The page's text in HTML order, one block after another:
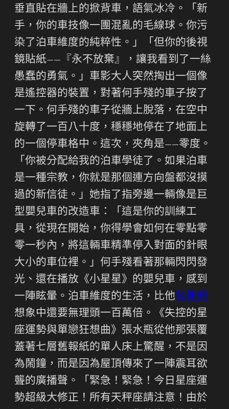
垂直貼在牆上的掀背車，語氣冰冷。「新
手，你的車技像一團混亂的毛線球。你污
染了泊車維度的純粹性。」「但你的後視
鏡貼紙——『永不放棄』，讓我看到了一絲
愚蠢的勇氣。」車影大人突然掏出一個像
是遙控器的裝置，對著何手殘的車子按了
一下。何手殘的車子從牆上脫落，在空中
旋轉了一百八十度，穩穩地停在了地面上
的一個停車格中。這次，夾角是——零度。
「你被分配給我的泊車學徒了。如果泊車
是一種宗教，你就是那個連方向盤都沒摸
過的新信徒。」她指了指旁邊一輛像是巨
型嬰兒車的改造車：「這是你的訓練工
具，從現在開始，你得學會如何在零點零
零一秒內，將這輛車精準停入對面的針眼
大小的車位裡。」何手殘看著那輛閃閃發
光、還在播放《小星星》的嬰兒車，感到
一陣眩暈。泊車維度的生活，比他包養網
想象中還要無理頭一百萬倍。《失控的星
座運勢與單戀狂想曲》張水瓶從他那張覆
蓋著七層舊報紙的單人床上驚醒，不是因
為鬧鐘，而是因為屋頂傳來了一陣震耳欲
聾的廣播聲。「緊急！緊急！今日星座運
勢超級大修正！所有天秤座請注意！由於